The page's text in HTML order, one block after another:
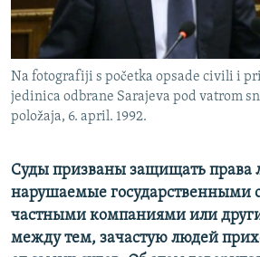
Հայերեն
English
Русский
Na fotografiji s početka opsade civili i
jedinica odbrane Sarajeva pod vatrom
položaja, 6. april. 1992.
Суды призваны защищать права
нарушаемые государственными
частными компаниями или
между тем, зачастую людей